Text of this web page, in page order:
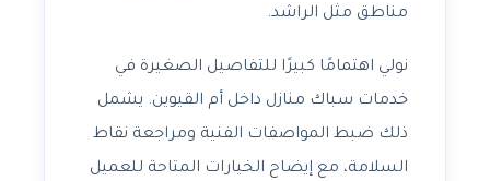
مناطق مثل الراشد.
نولي اهتمامًا كبيرًا للتفاصيل الصغيرة في
خدمات سباك منازل داخل أم القيوين. يشمل
ذلك ضبط المواصفات الفنية ومراجعة نقاط
السلامة، مع إيضاح الخيارات المتاحة للعميل